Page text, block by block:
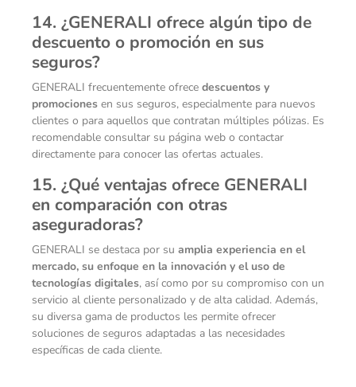
14. ¿GENERALI ofrece algún tipo de
descuento o promoción en sus
seguros?
GENERALI frecuentemente ofrece descuentos y
promociones en sus seguros, especialmente para nuevos
clientes o para aquellos que contratan múltiples pólizas. Es
recomendable consultar su página web o contactar
directamente para conocer las ofertas actuales.
15. ¿Qué ventajas ofrece GENERALI
en comparación con otras
aseguradoras?
GENERALI se destaca por su amplia experiencia en el
mercado, su enfoque en la innovación y el uso de
tecnologías digitales, así como por su compromiso con un
servicio al cliente personalizado y de alta calidad. Además,
su diversa gama de productos les permite ofrecer
soluciones de seguros adaptadas a las necesidades
específicas de cada cliente.